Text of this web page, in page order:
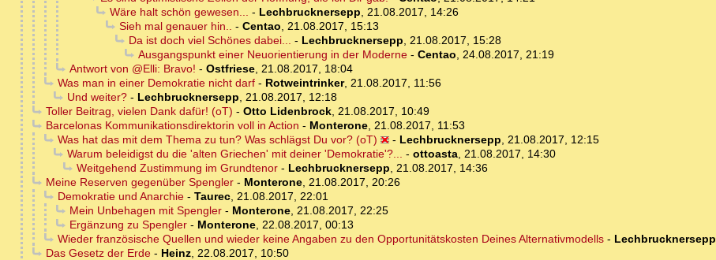
Wäre halt schön gewesen... - Lechbrucknersepp, 21.08.2017, 14:26
Sieh mal genauer hin.. - Centao, 21.08.2017, 15:13
Da ist doch viel Schönes dabei... - Lechbrucknersepp, 21.08.2017, 15:28
Ausgangspunkt einer Neuorientierung in der Moderne- Centao, 24.08.2017, 21:19
Antwort von @Elli: Bravo! - Ostfriese, 21.08.2017, 18:04
Was man in einer Demokratie nicht darf- Rotweintrinker, 21.08.2017, 11:56
Und weiter?- Lechbrucknersepp, 21.08.2017, 12:18
Toller Beitrag, vielen Dank dafür! (oT) - Otto Lidenbrock, 21.08.2017, 10:49
Barcelonas Kommunikationsdirektorin voll in Action - Monterone, 21.08.2017, 11:53
Was hat das mit dem Thema zu tun? Was schlägst Du vor? (oT)
- Lechbrucknersepp, 21.08.2017, 12:15
Warum beleidigst du die 'alten Griechen' mit deiner 'Demokratie'?... - ottoasta, 21.08.2017, 14:30
Weitgehend Zustimmung im Grundtenor- Lechbrucknersepp, 21.08.2017, 14:36
Meine Reserven gegenüber Spengler- Monterone, 21.08.2017, 20:26
Demokratie und Anarchie- Taurec, 21.08.2017, 22:01
Mein Unbehagen mit Spengler- Monterone, 21.08.2017, 22:25
Ergänzung zu Spengler- Monterone, 22.08.2017, 00:13
Wieder französische Quellen und wieder keine Angaben zu den Opportunitätskosten Deines Alternativmodells- Lechbrucknersepp
Das Gesetz der Erde- Heinz, 22.08.2017, 10:50